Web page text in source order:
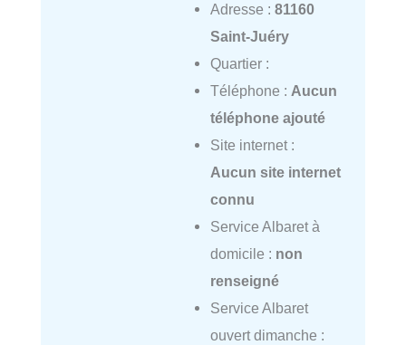
Adresse : 81160
Saint-Juéry
Quartier :
Téléphone : Aucun
téléphone ajouté
Site internet :
Aucun site internet
connu
Service Albaret à
domicile : non
renseigné
Service Albaret
ouvert dimanche :